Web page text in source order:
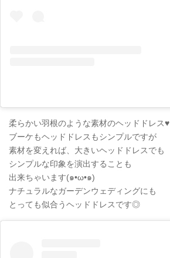
柔らかい羽根のような素材のヘッドドレス♥
ブーケもヘッドドレスもシンプルですが
素材を変えれば、大きいヘッドドレスでも
シンプルな印象を演出することも
出来ちゃいます(๑•ω•๑)
ナチュラルなガーデンウェディングにも
とっても似合うヘッドドレスです◎